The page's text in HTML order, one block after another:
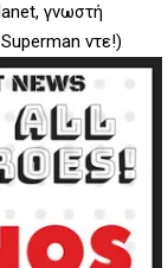
γνωστή
ντε!)